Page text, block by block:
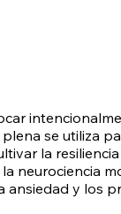
se utiliza
la
neurociencia
y los